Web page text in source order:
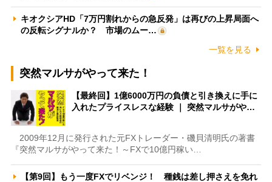
キオクシアHD「7万円割れからの急反発」は再びの上昇局面へ
の反転シグナルか？ 市場のムー…
一覧を見る
突然マルサがやって来た！
【最終回】1億6000万円の負債と引き換えに手に
入れたプライスレスな経験 ｜ 突然マルサがや…
2009年12月に発行された元FXトレーダー・磯貝清明氏の著書
『突然マルサがやって来た！～FXで10億円稼い…
【第9回】もう一度FXでリベンジ！ 種銭は差し押さえを免れ